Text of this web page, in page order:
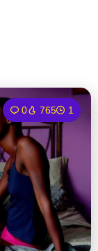
0 765 1